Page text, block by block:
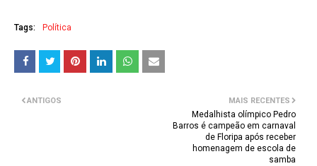
Tags: Política
MAIS RECENTES
Medalhista olímpico Pedro
Barros é campeão em carnaval
de Floripa após receber
homenagem de escola de
samba
ANTIGOS